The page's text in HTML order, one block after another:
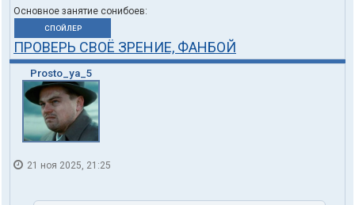
Основное занятие сонибоев:
СПОЙЛЕР
ПРОВЕРЬ СВОЁ ЗРЕНИЕ, ФАНБОЙ
Prosto_ya_5
21 ноя 2025, 21:25